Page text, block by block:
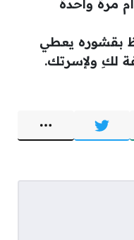
مرة واحدة
بقشوره يعطي
لكِ ولإسرتك.